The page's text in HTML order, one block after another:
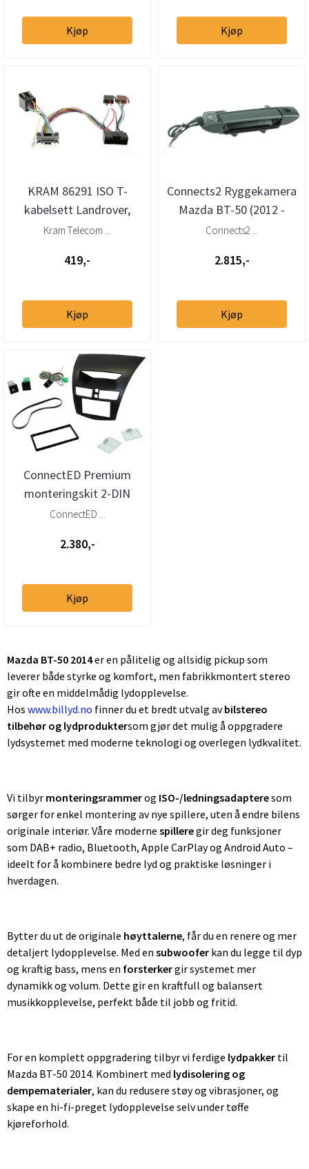
Kjøp Kjøp
KRAM 86291 ISO T-
kabelsett Landrover,
Mazda (2011 -->)
Kram Telecom ...
419,-
Kjøp
Connects2 Ryggekamera
Mazda BT-50 (2012 -
2016)
Connects2 ...
2.815,-
Kjøp
ConnectED Premium
monteringskit 2-DIN
Mazda BT 50 (2012 -
ConnectED ...
2.380,-
Kjøp
Mazda BT-50 2014er en pålitelig og allsidig pickup som
leverer både styrke og komfort, men fabrikkmontert stereo
gir ofte en middelmådig lydopplevelse.
Hos www.billyd.no finner du et bredt utvalg avbilstereo
tilbehør og lydproduktersom gjør det mulig å oppgradere
lydsystemet med moderne teknologi og overlegen lydkvalitet.
Vi tilbyr monteringsrammerog ISO-/ledningsadapteresom
sørger for enkel montering av nye spillere, uten å endre bilens
originale interiør. Våre moderne spilleregir deg funksjoner
som DAB+ radio, Bluetooth, Apple CarPlay og Android Auto –
ideelt for å kombinere bedre lyd og praktiske løsninger i
hverdagen.
Bytter du ut de originale høyttalerne, får du en renere og mer
detaljert lydopplevelse. Med en subwoofer kan du legge til dyp
og kraftig bass, mens en forsterkergir systemet mer
dynamikk og volum. Dette gir en kraftfull og balansert
musikkopplevelse, perfekt både til jobb og fritid.
For en komplett oppgradering tilbyr vi ferdige lydpakker til
Mazda BT-50 2014. Kombinert med lydisolering og
dempematerialer, kan du redusere støy og vibrasjoner, og
skape en hi-fi-preget lydopplevelse selv under tøffe
kjøreforhold.